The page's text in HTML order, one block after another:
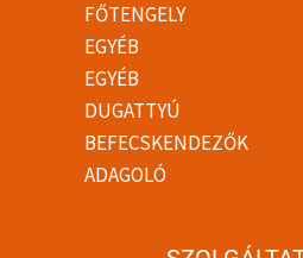
FŐTENGELY
EGYÉB
EGYÉB
DUGATTYÚ
BEFECSKENDEZŐK
ADAGOLÓ